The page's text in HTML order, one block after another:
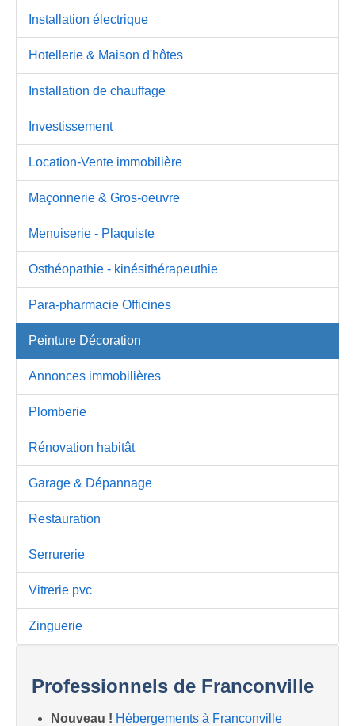
Installation électrique
Hotellerie & Maison d'hôtes
Installation de chauffage
Investissement
Location-Vente immobilière
Maçonnerie & Gros-oeuvre
Menuiserie - Plaquiste
Osthéopathie - kinésithérapeuthie
Para-pharmacie Officines
Peinture Décoration
Annonces immobilières
Plomberie
Rénovation habitât
Garage & Dépannage
Restauration
Serrurerie
Vitrerie pvc
Zinguerie
Professionnels de Franconville
Nouveau ! Hébergements à Franconville